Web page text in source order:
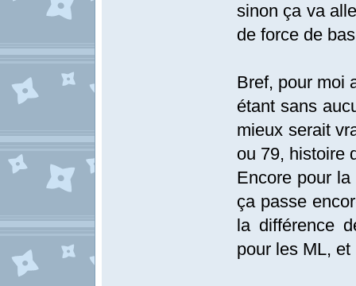
sinon ça va
de force de
Bref, pour moi
étant sans
mieux serait
ou 79, histoire
Encore pour
ça passe
la différence
pour les ML,